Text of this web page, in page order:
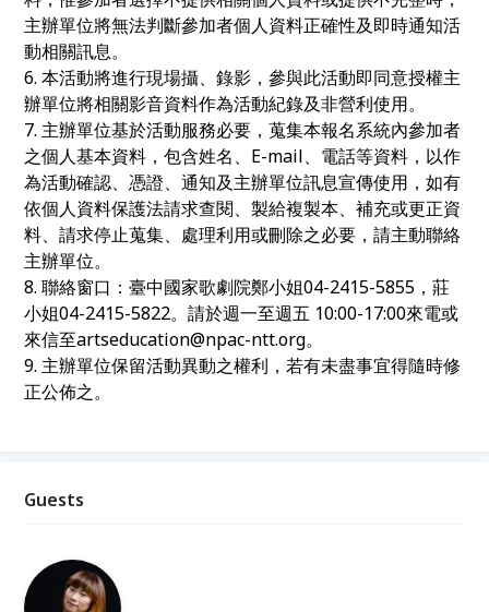
主辦單位將無法判斷參加者個人資料正確性及即時通知活
動相關訊息。
6. 本活動將進行現場攝、錄影，參與此活動即同意授權主
辦單位將相關影音資料作為活動紀錄及非營利使用。
7. 主辦單位基於活動服務必要，蒐集本報名系統內參加者
之個人基本資料，包含姓名、E-mail、電話等資料，以作
為活動確認、憑證、通知及主辦單位訊息宣傳使用，如有
依個人資料保護法請求查閱、製給複製本、補充或更正資
料、請求停止蒐集、處理利用或刪除之必要，請主動聯絡
主辦單位。
8. 聯絡窗口：臺中國家歌劇院鄭小姐04-2415-5855，莊
小姐04-2415-5822。請於週一至週五 10:00-17:00來電或
來信至artseducation@npac-ntt.org。
9. 主辦單位保留活動異動之權利，若有未盡事宜得隨時修
正公佈之。
Guests